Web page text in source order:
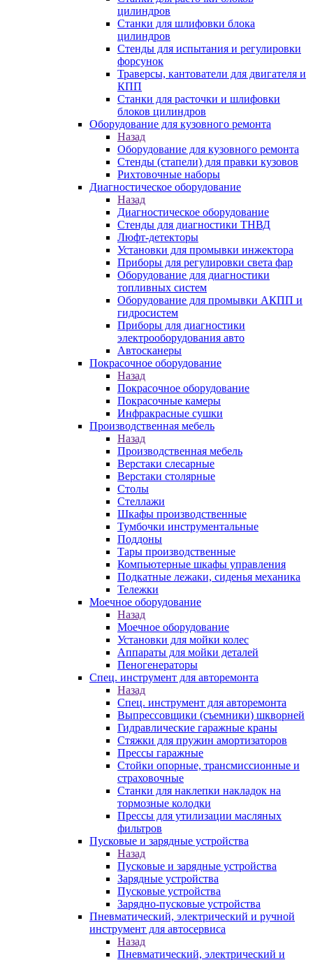
цилиндров
Станки для шлифовки блока
цилиндров
Стенды для испытания и регулировки
форсунок
Траверсы, кантователи для двигателя и
КПП
Станки для расточки и шлифовки
блоков цилиндров
Оборудование для кузовного ремонта
Назад
Оборудование для кузовного ремонта
Стенды (стапели) для правки кузовов
Рихтовочные наборы
Диагностическое оборудование
Назад
Диагностическое оборудование
Стенды для диагностики ТНВД
Люфт-детекторы
Установки для промывки инжектора
Приборы для регулировки света фар
Оборудование для диагностики
топливных систем
Оборудование для промывки АКПП и
гидросистем
Приборы для диагностики
электрооборудования авто
Автосканеры
Покрасочное оборудование
Назад
Покрасочное оборудование
Покрасочные камеры
Инфракрасные сушки
Производственная мебель
Назад
Производственная мебель
Верстаки слесарные
Верстаки столярные
Столы
Стеллажи
Шкафы производственные
Тумбочки инструментальные
Поддоны
Тары производственные
Компьютерные шкафы управления
Подкатные лежаки, сиденья механика
Тележки
Моечное оборудование
Назад
Моечное оборудование
Установки для мойки колес
Аппараты для мойки деталей
Пеногенераторы
Спец. инструмент для авторемонта
Назад
Спец. инструмент для авторемонта
Выпрессовщики (съемники) шкворней
Гидравлические гаражные краны
Стяжки для пружин амортизаторов
Прессы гаражные
Стойки опорные, трансмиссионные и
страховочные
Станки для наклепки накладок на
тормозные колодки
Прессы для утилизации масляных
фильтров
Пусковые и зарядные устройства
Назад
Пусковые и зарядные устройства
Зарядные устройства
Пусковые устройства
Зарядно-пусковые устройства
Пневматический, электрический и ручной
инструмент для автосервиса
Назад
Пневматический, электрический и